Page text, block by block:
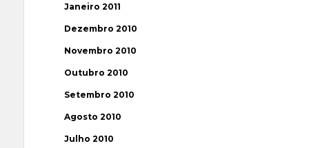
Janeiro 2011
Dezembro 2010
Novembro 2010
Outubro 2010
Setembro 2010
Agosto 2010
Julho 2010